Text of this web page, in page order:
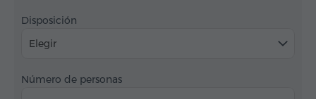
Disposición
Elegir
Número de personas